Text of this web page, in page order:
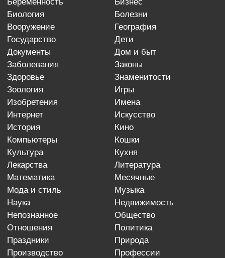
биология
болезни
вооружение
география
государство
дети
документы
дом и быт
заболевания
законы
здоровье
знаменитости
зоология
игры
изобретения
имена
интернет
искусство
история
кино
компьютеры
кошки
культура
кухня
лекарства
литература
математика
месячные
мода и стиль
музыка
наука
недвижимость
непознанное
общество
отношения
политика
праздники
природа
производство
профессии